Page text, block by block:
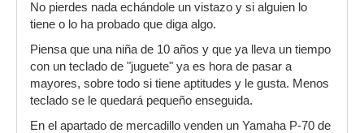
No pierdes nada echándole un vistazo y si alguien lo
tiene o lo ha probado que diga algo.
Piensa que una niña de 10 años y que ya lleva un tiempo
con un teclado de "juguete" ya es hora de pasar a
mayores, sobre todo si tiene aptitudes y le gusta. Menos
teclado se le quedará pequeño enseguida.
En el apartado de mercadillo venden un Yamaha P-70 de